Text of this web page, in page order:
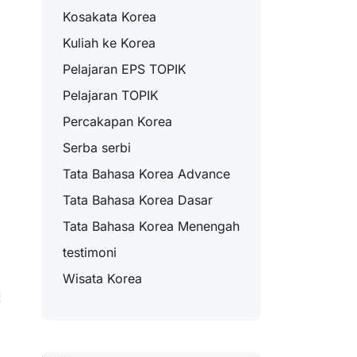
Kosakata Korea
Kuliah ke Korea
Pelajaran EPS TOPIK
Pelajaran TOPIK
Percakapan Korea
Serba serbi
Tata Bahasa Korea Advance
Tata Bahasa Korea Dasar
Tata Bahasa Korea Menengah
testimoni
Wisata Korea